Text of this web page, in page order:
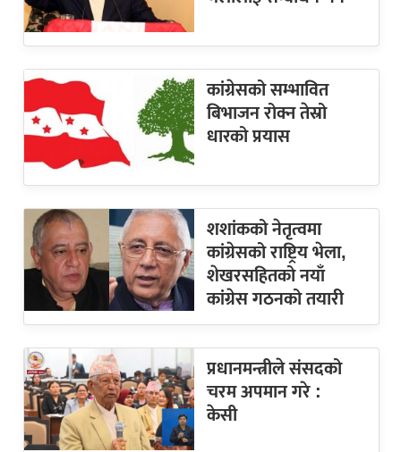
कांग्रेसको सम्भावित
बिभाजन रोक्न तेस्रो
धारको प्रयास
शशांकको नेतृत्वमा
कांग्रेसको राष्ट्रिय भेला,
शेखरसहितको नयाँ
कांग्रेस गठनको तयारी
प्रधानमन्त्रीले संसदको
चरम अपमान गरे :
केसी